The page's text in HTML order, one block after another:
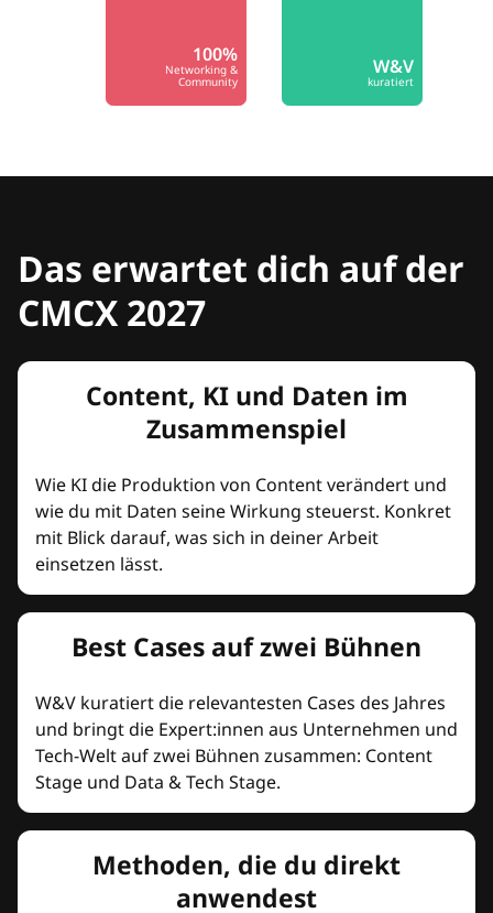
100%
Networking &
Community
W&V
kuratiert
Das erwartet dich auf der
CMCX 2027
Content, KI und Daten im
Zusammenspiel
Wie KI die Produktion von Content verändert und
wie du mit Daten seine Wirkung steuerst. Konkret
mit Blick darauf, was sich in deiner Arbeit
einsetzen lässt.
Best Cases auf zwei Bühnen
W&V kuratiert die relevantesten Cases des Jahres
und bringt die Expert:innen aus Unternehmen und
Tech-Welt auf zwei Bühnen zusammen: Content
Stage und Data & Tech Stage.
Methoden, die du direkt
anwendest